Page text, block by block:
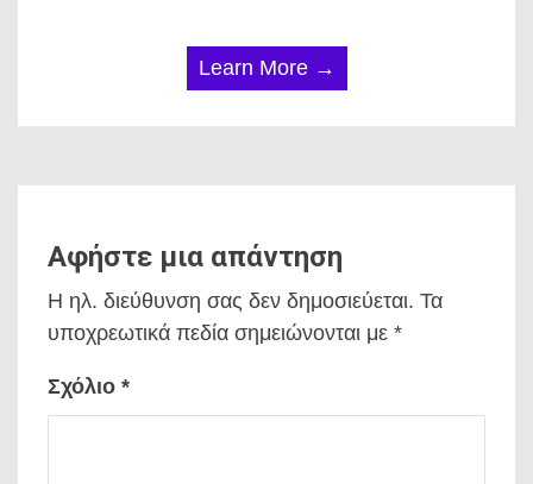
Learn More →
Αφήστε μια απάντηση
Η ηλ. διεύθυνση σας δεν δημοσιεύεται. Τα
υποχρεωτικά πεδία σημειώνονται με *
Σχόλιο *